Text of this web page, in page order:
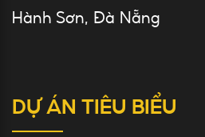
Hành Sơn, Đà Nẵng
DỰ ÁN TIÊU BIỂU